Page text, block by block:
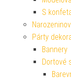
S
Párty
Bannery
Dortové